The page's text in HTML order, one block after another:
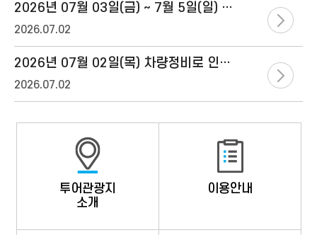
2026년 07월 03일(금) ~ 7월 5일(일) 차량정비로 인해 1층버스 대체운행 안내.
2026.07.02
2026년 07월 02일(목) 차량정비로 인해 1층버스 대체운행 안내.
2026.07.02
투어관광지
소개
이용안내